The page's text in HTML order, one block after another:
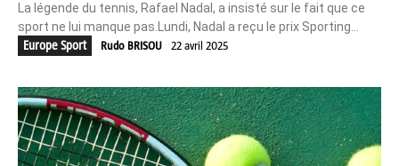
La légende du tennis, Rafael Nadal, a insisté sur le fait que ce
sport ne lui manque pas.Lundi, Nadal a reçu le prix Sporting...
Europe Sport
Rudo BRISOU 22 avril 2025